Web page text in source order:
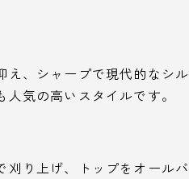
え、シャープで現代的なシル
気の高いスタイルです。
刈り上げ、トップをオールバ